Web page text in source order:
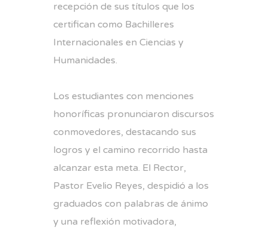
recepción de sus títulos que los
certifican como Bachilleres
Internacionales en Ciencias y
Humanidades.
Los estudiantes con menciones
honoríficas pronunciaron discursos
conmovedores, destacando sus
logros y el camino recorrido hasta
alcanzar esta meta. El Rector,
Pastor Evelio Reyes, despidió a los
graduados con palabras de ánimo
y una reflexión motivadora,